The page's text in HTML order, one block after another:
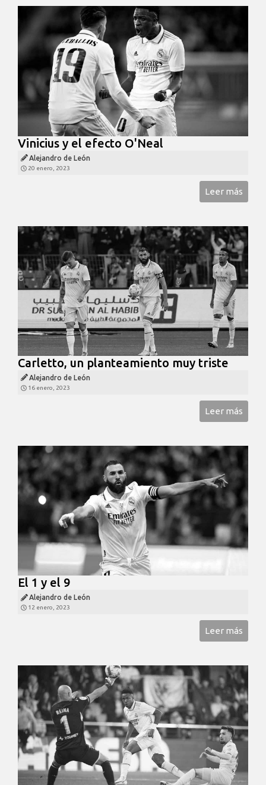
Vinicius y el efecto O'Neal
Alejandro de León
20 enero, 2023
Leer más
Carletto, un planteamiento muy triste
Alejandro de León
16 enero, 2023
Leer más
El 1 y el 9
Alejandro de León
12 enero, 2023
Leer más